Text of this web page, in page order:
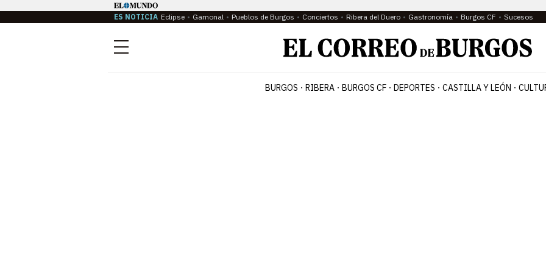
ES NOTICIA Eclipse Gamonal Pueblos de Burgos Conciertos Ribera del Duero Gastronomía Burgos CF Sucesos
Menú
BURGOS RIBERA BURGOS CF DEPORTES CASTILLA Y LEÓN